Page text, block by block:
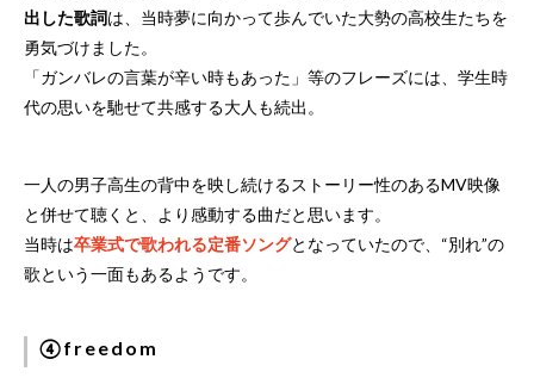
出した歌詞は、当時夢に向かって歩んでいた大勢の高校生たちを
勇気づけました。
「ガンバレの言葉が辛い時もあった」等のフレーズには、学生時
代の思いを馳せて共感する大人も続出。
一人の男子高生の背中を映し続けるストーリー性のあるMV映像
と併せて聴くと、より感動する曲だと思います。
当時は卒業式で歌われる定番ソングとなっていたので、“別れ”の
歌という一面もあるようです。
④freedom